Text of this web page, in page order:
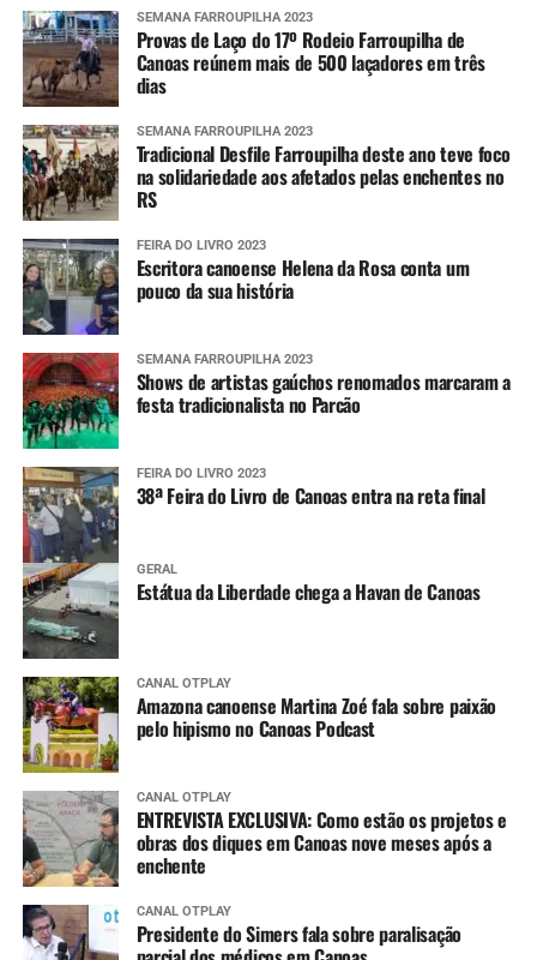
SEMANA FARROUPILHA 2023
Provas de Laço do 17º Rodeio Farroupilha de
Canoas reúnem mais de 500 laçadores em três
dias
SEMANA FARROUPILHA 2023
Tradicional Desfile Farroupilha deste ano teve foco
na solidariedade aos afetados pelas enchentes no
RS
FEIRA DO LIVRO 2023
Escritora canoense Helena da Rosa conta um
pouco da sua história
SEMANA FARROUPILHA 2023
Shows de artistas gaúchos renomados marcaram a
festa tradicionalista no Parcão
FEIRA DO LIVRO 2023
38ª Feira do Livro de Canoas entra na reta final
GERAL
Estátua da Liberdade chega a Havan de Canoas
CANAL OTPLAY
Amazona canoense Martina Zoé fala sobre paixão
pelo hipismo no Canoas Podcast
CANAL OTPLAY
ENTREVISTA EXCLUSIVA: Como estão os projetos e
obras dos diques em Canoas nove meses após a
enchente
CANAL OTPLAY
Presidente do Simers fala sobre paralisação